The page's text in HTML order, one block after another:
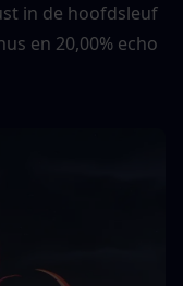
in de hoofdsleuf
en 20,00% echo